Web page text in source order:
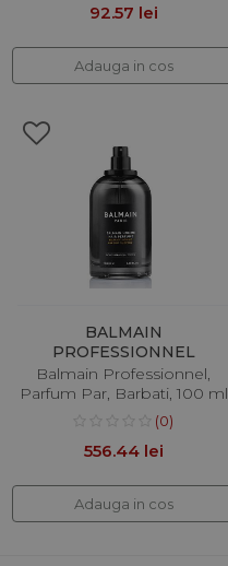
92.57 lei
Adauga in cos
BALMAIN
PROFESSIONNEL
Balmain Professionnel,
Parfum Par, Barbati, 100 ml
(0)
556.44 lei
Adauga in cos